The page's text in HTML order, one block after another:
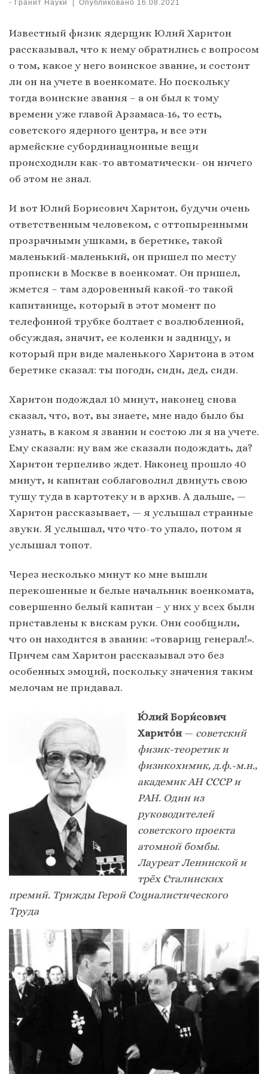
- Гранит Науки | Опубликовано 16.08.2021
Известный физик ядерщик Юлий Харитон
рассказывал, что к нему обратились с вопросом
о том, какое у него воинское звание, и состоит
ли он на учете в военкомате. Но поскольку
тогда воинские звания – а он был к тому
времени уже главой Арзамаса-16, то есть,
советского ядерного центра, и все эти
армейские субординационные вещи
происходили как-то автоматически- он ничего
об этом не знал.
И вот Юлий Борисович Харитон, будучи очень
ответственным человеком, с оттопыренными
прозрачными ушками, в беретике, такой
маленький-маленький, он пришел по месту
прописки в Москве в военкомат. Он пришел,
жмется – там здоровенный какой-то такой
капитанище, который в этот момент по
телефонной трубке болтает с возлюбленной,
обсуждая, значит, ее коленки и задницу, и
который при виде маленького Харитона в этом
беретике сказал: ты погоди, сиди, дед, сиди.
Харитон подождал 10 минут, наконец снова
сказал, что, вот, вы знаете, мне надо было бы
узнать, в каком я звании и состою ли я на учете.
Ему сказали: ну вам же сказали подождать, да?
Харитон терпеливо ждет. Наконец прошло 40
минут, и капитан соблаговолил двинуть свою
тушу туда в картотеку и в архив. А дальше, —
Харитон рассказывает, — я услышал странные
звуки. Я услышал, что что-то упало, потом я
услышал топот.
Через несколько минут ко мне вышли
перекошенные и белые начальник военкомата,
совершенно белый капитан – у них у всех были
приставлены к вискам руки. Они сообщили,
что он находится в звании: «товарищ генерал!».
Причем сам Харитон рассказывал это без
особенных эмоций, поскольку значения таким
мелочам не придавал.
Ю́лий Бори́сович
Харито́н — советский
физик-теоретик и
физикохимик, д.ф.-м.н.,
академик АН СССР и
РАН. Один из
руководителей
советского проекта
атомной бомбы.
Лауреат Ленинской и
трёх Сталинских
премий. Трижды Герой Социалистического
Труда